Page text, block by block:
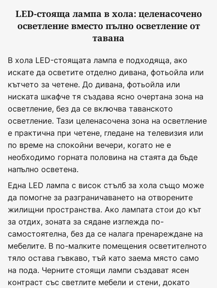
LED-стояща лампа в хола: целенасочено
осветление вместо пълно осветление от
тавана
В хола LED-стоящата лампа е подходяща, ако
искате да осветите отделно дивана, фотьойла или
кътчето за четене. До дивана, фотьойла или
ниската шкафче тя създава ясно очертана зона на
осветление, без да се включва таванското
осветление. Тази целенасочена зона на осветление
е практична при четене, гледане на телевизия или
по време на спокойни вечери, когато не е
необходимо горната половина на стаята да бъде
напълно осветена.
Една LED лампа с висок стълб за хола също може
да помогне за разграничаването на отворените
жилищни пространства. Ако лампата стои до кът
за отдих, зоната за сядане изглежда по-
самостоятелна, без да се налага пренареждане на
мебелите. В по-малките помещения осветителното
тяло остава гъвкаво, тъй като заема място само
на пода. Черните стоящи лампи създават ясен
контраст със светлите мебели и стени, докато